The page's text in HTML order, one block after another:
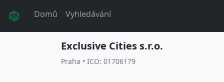
Domů Vyhledávání
Exclusive Cities s.r.o.
Praha • ICO: 01706179